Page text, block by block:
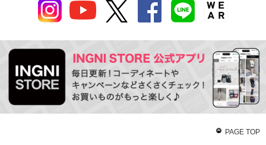
PAGE TOP